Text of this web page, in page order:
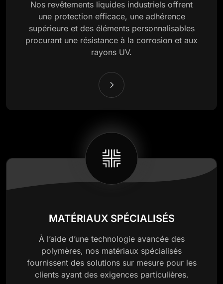
Nos revêtements liquides industriels offrent
une protection efficace, une adhérence
supérieure et des éléments personnalisables
procurant une résistance à la corrosion et aux
rayons UV.
MATÉRIAUX SPÉCIALISÉS
À l’aide d’une technologie avancée des
polymères, nos matériaux spécialisés
fournissent des solutions sur mesure pour les
clients ayant des exigences particulières.